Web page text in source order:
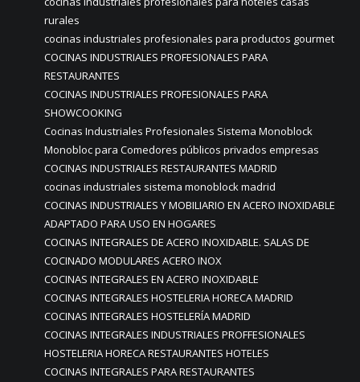
rurales
cocinas industriales profesionales para productos gourmet
COCINAS INDUSTRIALES PROFESIONALES PARA
RESTAURANTES
COCINAS INDUSTRIALES PROFESIONALES PARA
SHOWCOOKING
Cocinas Industriales Profesionales Sistema Monoblock
Monobloc para Comedores públicos privados empresas
COCINAS INDUSTRIALES RESTAURANTES MADRID
cocinas industriales sistema monoblock madrid
COCINAS INDUSTRIALES Y MOBILIARIO EN ACERO INOXIDABLE
ADAPTADO PARA USO EN HOGARES
COCINAS INTEGRALES DE ACERO INOXIDABLE. SALAS DE
COCINADO MODULARES ACERO INOX
COCINAS INTEGRALES EN ACERO INOXIDABLE
COCINAS INTEGRALES HOSTELERIA HORECA MADRID
COCINAS INTEGRALES HOSTELERÍA MADRID
COCINAS INTEGRALES INDUSTRIALES PROFFESIONALES
HOSTELERIA HORECA RESTAURANTES HOTELES
COCINAS INTEGRALES PARA RESTAURANTES